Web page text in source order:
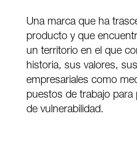
Una marca que ha
producto y que
un territorio en el que
historia, sus valores,
empresariales como
puestos de trabajo
de vulnerabilidad.